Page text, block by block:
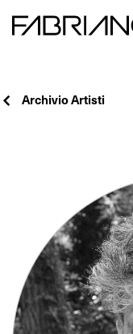
Archivio Artisti